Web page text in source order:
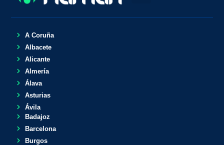
A Coruña
Albacete
Alicante
Almería
Álava
Asturias
Ávila
Badajoz
Barcelona
Burgos